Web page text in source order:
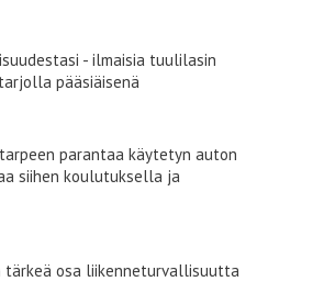
- ilmaisia tuulilasin
pääsiäisenä
parantaa käytetyn auton
siihen koulutuksella ja
tärkeä osa liikenneturvallisuutta